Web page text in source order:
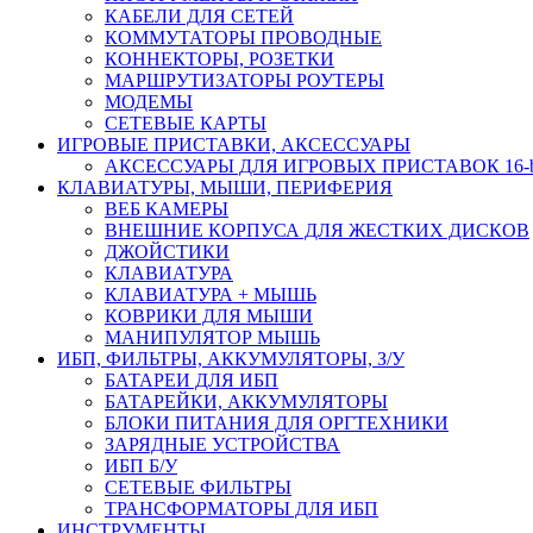
КАБЕЛИ ДЛЯ СЕТЕЙ
КОММУТАТОРЫ ПРОВОДНЫЕ
КОННЕКТОРЫ, РОЗЕТКИ
МАРШРУТИЗАТОРЫ РОУТЕРЫ
МОДЕМЫ
СЕТЕВЫЕ КАРТЫ
ИГРОВЫЕ ПРИСТАВКИ, АКСЕССУАРЫ
АКСЕССУАРЫ ДЛЯ ИГРОВЫХ ПРИСТАВОК 16-
КЛАВИАТУРЫ, МЫШИ, ПЕРИФЕРИЯ
ВЕБ КАМЕРЫ
ВНЕШНИЕ КОРПУСА ДЛЯ ЖЕСТКИХ ДИСКОВ
ДЖОЙСТИКИ
КЛАВИАТУРА
КЛАВИАТУРА + МЫШЬ
КОВРИКИ ДЛЯ МЫШИ
МАНИПУЛЯТОР МЫШЬ
ИБП, ФИЛЬТРЫ, АККУМУЛЯТОРЫ, З/У
БАТАРЕИ ДЛЯ ИБП
БАТАРЕЙКИ, АККУМУЛЯТОРЫ
БЛОКИ ПИТАНИЯ ДЛЯ ОРГТЕХНИКИ
ЗАРЯДНЫЕ УСТРОЙСТВА
ИБП Б/У
СЕТЕВЫЕ ФИЛЬТРЫ
ТРАНСФОРМАТОРЫ ДЛЯ ИБП